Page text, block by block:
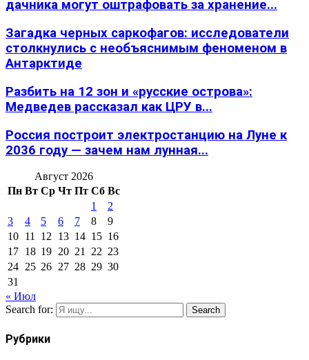
дачника могут оштрафовать за хранение...
Загадка черных саркофагов: исследователи
столкнулись с необъяснимым феноменом в
Антарктиде
Разбить на 12 зон и «русские острова»:
Медведев рассказал как ЦРУ в...
Россия построит электростанцию на Луне к
2036 году — зачем нам лунная...
Август 2026
Пн Вт Ср Чт Пт Сб Вс
1
2
3
4 5 6 7 8
9
10 11 12 13 14 15 16
17 18 19 20 21 22 23
24 25 26 27 28 29 30
31
« Июл
Search for:
Search
Рубрики